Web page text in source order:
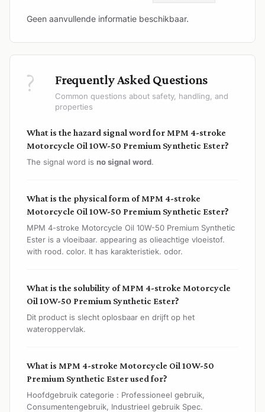
Geen aanvullende informatie beschikbaar.
? Frequently Asked Questions
Common questions about safety, handling, and
properties
What is the hazard signal word for MPM 4-stroke
Motorcycle Oil 10W-50 Premium Synthetic Ester?
The signal word is no signal word.
What is the physical form of MPM 4-stroke
Motorcycle Oil 10W-50 Premium Synthetic Ester?
MPM 4-stroke Motorcycle Oil 10W-50 Premium Synthetic
Ester is a vloeibaar. appearing as olieachtige vloeistof.
with rood. color. It has karakteristiek. odor.
What is the solubility of MPM 4-stroke Motorcycle
Oil 10W-50 Premium Synthetic Ester?
Dit product is slecht oplosbaar en drijft op het
wateroppervlak.
What is MPM 4-stroke Motorcycle Oil 10W-50
Premium Synthetic Ester used for?
Hoofdgebruik categorie : Professioneel gebruik,
Consumentengebruik, Industrieel gebruik Spec.